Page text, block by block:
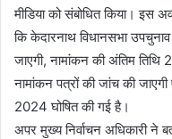
मीडिया को संबोधित किया। इस
कि केदारनाथ विधानसभा
जाएगी, नामांकन की अंतिम
नामांकन पत्रों की जांच की
2024 घोषित की गई है।
अपर मुख्य निर्वाचन अधिकारी ने